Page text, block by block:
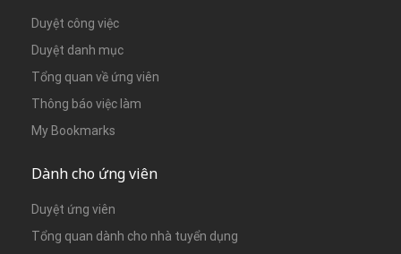
Duyệt công việc
Duyệt danh mục
Tổng quan về ứng viên
Thông báo việc làm
My Bookmarks
Dành cho ứng viên
Duyệt ứng viên
Tổng quan dành cho nhà tuyển dụng